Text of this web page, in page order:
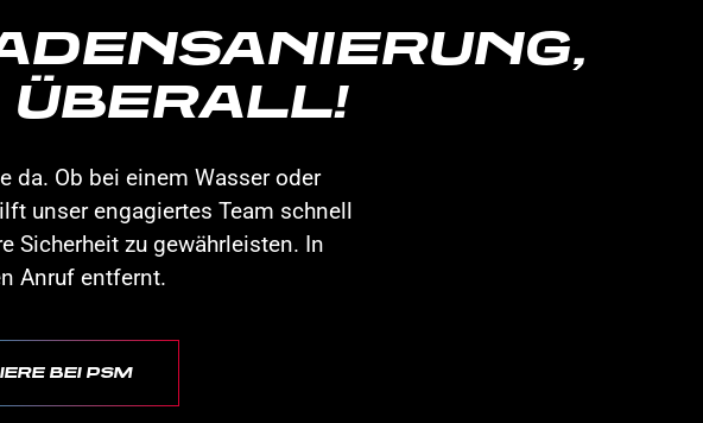
ÜBERALL!
da. Ob bei einem Wasser oder
unser engagiertes Team schnell
Sicherheit zu gewährleisten. In
Anruf entfernt.
BEI PSM